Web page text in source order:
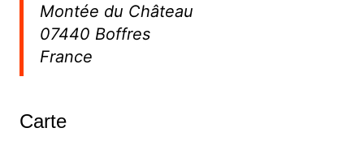
Montée du Château
07440 Boffres
France
Carte